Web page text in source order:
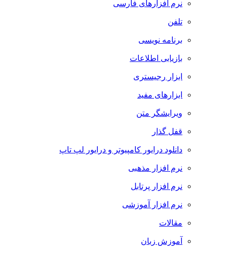
نرم افزارهای فارسی
تلفن
برنامه نویسی
بازیابی اطلاعات
ابزار رجیستری
ابزارهای مفید
ویرایشگر متن
قفل گذار
دانلود درایور کامپیوتر و درایور لپ تاپ
نرم افزار مذهبی
نرم افزار پرتابل
نرم افزار آموزشی
مقالات
آموزش زبان